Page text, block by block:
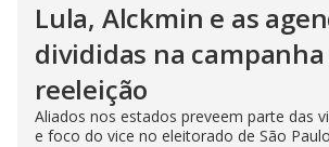
Lula, Alckmin e as
divididas na campanha
reeleição
Aliados nos estados preveem parte das
e foco do vice no eleitorado de São Paulo